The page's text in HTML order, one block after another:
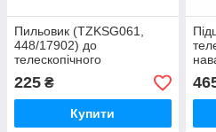
Пильовик (TZKSG061,
448/17902) до
телескопічного
навантажувача JCB
225 ₴
Купити